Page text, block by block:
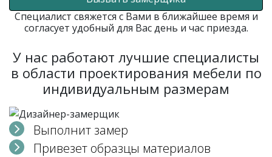
Специалист свяжется с Вами в ближайшее время и
согласует удобный для Вас день и час приезда.
У нас работают лучшие специалисты
в области проектирования мебели по
индивидуальным размерам
Выполнит замер
Привезет образцы материалов